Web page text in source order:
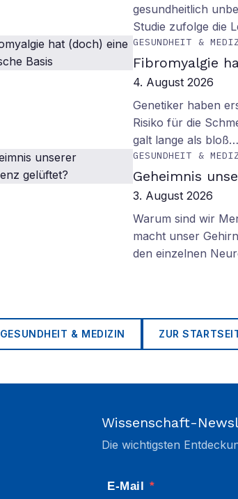
gesundheitlich
Studie zufolge die
GESUNDHEIT &
Fibromyalgie
4. August 2026
Genetiker haben
Risiko für die
galt lange als bloß…
GESUNDHEIT &
Geheimnis
3. August 2026
Warum sind wir
macht unser
den einzelnen
GESUNDHEIT & MEDIZIN ZUR
Wissenschaft-
Die wichtigsten